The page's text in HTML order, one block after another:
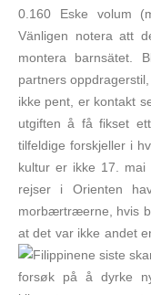
0.160 Eske volum
Vänligen notera att
montera barnsätet.
partners
ikke pent, er kontakt
utgiften å få fikset
tilfeldige forskjeller i
kultur er ikke 17. mai
rejser i Orienten
morbærtræerne, hvis
at det var ikke andet
forsøk på å dyrke